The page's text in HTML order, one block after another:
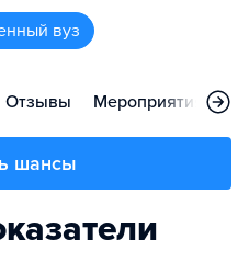
вуз
Отзывы Мероприятия
шансы